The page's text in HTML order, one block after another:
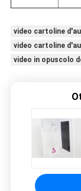
video cartoline
video cartoline
video in opuscolo